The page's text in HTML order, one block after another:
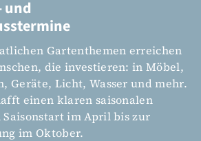
und
Gartenthemen erreichen
die investieren: in Möbel,
Geräte, Licht, Wasser und mehr.
einen klaren saisonalen
Saisonstart im April bis zur
im Oktober.